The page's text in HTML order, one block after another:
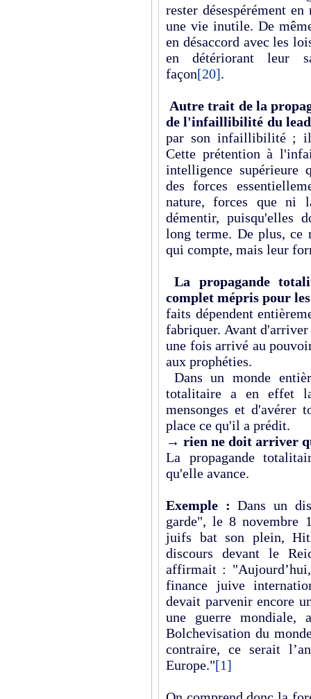
rester désespérément
une vie inutile. De
en désaccord avec les
en détériorant leur
façon[20].
Autre trait de la
de l'infaillibilité du
par son infaillibilité ; il
Cette prétention à
intelligence supérieure
des forces
nature, forces que ni
démentir, puisqu'elles
long terme. De plus, ce
qui compte, mais leur
La propagande
complet mépris pour
faits dépendent
fabriquer. Avant
une fois arrivé au
aux prophéties.
Dans un monde
totalitaire a en effet
mensonges et d'avérer
place ce qu'il a prédit.
→ rien ne doit arriver
La propagande
qu'elle avance.
Exemple : Dans un
garde", le 8 novembre
juifs bat son plein,
discours devant le
affirmait : "
finance juive
devait parvenir encore
une guerre
Bolchevisation du
contraire, ce serait
Europe."[1]